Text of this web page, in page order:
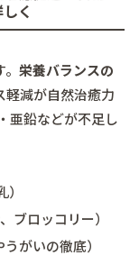
く
栄養バランスの
軽減が自然治癒力
亜鉛などが不足し
ブロッコリー）
がいの徹底）